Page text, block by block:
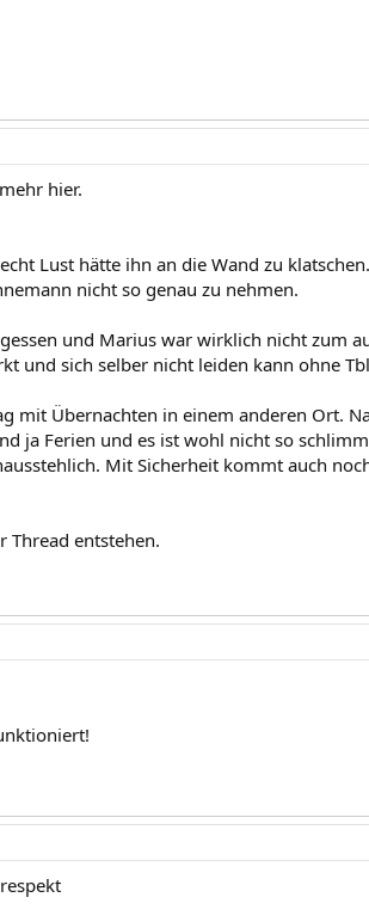
hier.
Lust hätte ihn an die Wand zu
nicht so genau zu nehmen.
und Marius war wirklich nicht zum
und sich selber nicht leiden kann ohne
mit Übernachten in einem anderen Ort.
ja Ferien und es ist wohl nicht so
Mit Sicherheit kommt auch
Thread entstehen.